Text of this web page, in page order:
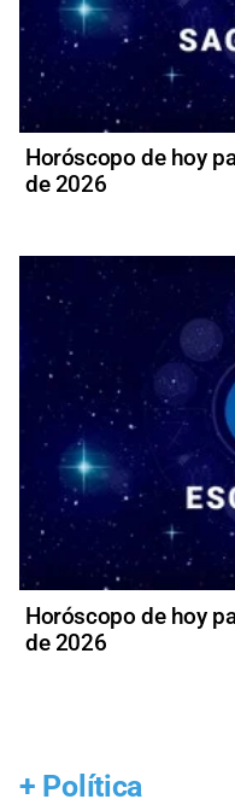
Horóscopo de hoy
de 2026
Horóscopo de hoy
de 2026
+ Política